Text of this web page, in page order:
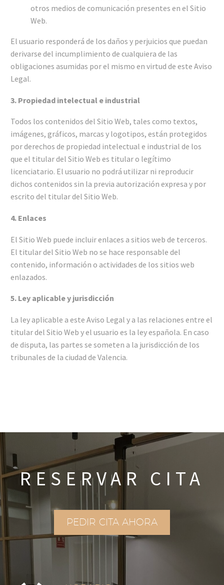
otros medios de comunicación presentes en el Sitio
Web.
El usuario responderá de los daños y perjuicios que puedan
derivarse del incumplimiento de cualquiera de las
obligaciones asumidas por el mismo en virtud de este Aviso
Legal.
3. Propiedad intelectual e industrial
Todos los contenidos del Sitio Web, tales como textos,
imágenes, gráficos, marcas y logotipos, están protegidos
por derechos de propiedad intelectual e industrial de los
que el titular del Sitio Web es titular o legítimo
licenciatario. El usuario no podrá utilizar ni reproducir
dichos contenidos sin la previa autorización expresa y por
escrito del titular del Sitio Web.
4. Enlaces
El Sitio Web puede incluir enlaces a sitios web de terceros.
El titular del Sitio Web no se hace responsable del
contenido, información o actividades de los sitios web
enlazados.
5. Ley aplicable y jurisdicción
La ley aplicable a este Aviso Legal y a las relaciones entre el
titular del Sitio Web y el usuario es la ley española. En caso
de disputa, las partes se someten a la jurisdicción de los
tribunales de la ciudad de Valencia.
RESERVAR CITA
PEDIR CITA AHORA